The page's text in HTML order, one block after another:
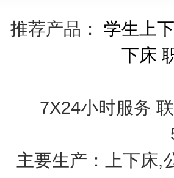
推荐产品： 学生上
下床
7X24小时服务
主要生产：上下床,